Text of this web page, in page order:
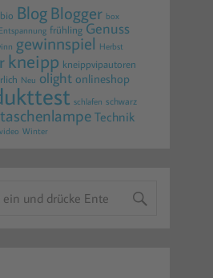
bio BlogBlogger box
Entspannung frühling Genuss
gewinnspiel Herbst
kneipp kneippvipautoren
Neu olight onlineshop
schlafen schwarz
taschenlampe Technik
video Winter